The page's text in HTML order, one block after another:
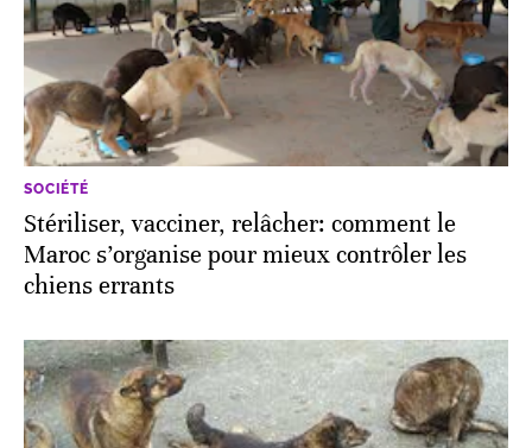
SOCIÉTÉ
Stériliser, vacciner, relâcher: comment le
Maroc s’organise pour mieux contrôler les
chiens errants